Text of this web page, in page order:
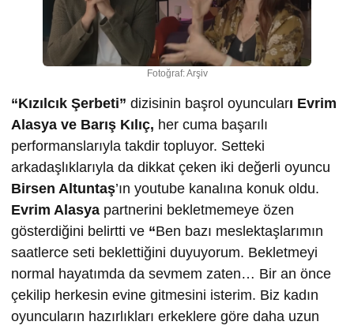
Fotoğraf: Arşiv
“Kızılcık Şerbeti” dizisinin başrol oyuncuları Evrim
Alasya ve Barış Kılıç, her cuma başarılı
performanslarıyla takdir topluyor. Setteki
arkadaşlıklarıyla da dikkat çeken iki değerli oyuncu
Birsen Altuntaş’ın youtube kanalına konuk oldu.
Evrim Alasya partnerini bekletmemeye özen
gösterdiğini belirtti ve “Ben bazı meslektaşlarımın
saatlerce seti beklettiğini duyuyorum. Bekletmeyi
normal hayatımda da sevmem zaten… Bir an önce
çekilip herkesin evine gitmesini isterim. Biz kadın
oyuncuların hazırlıkları erkeklere göre daha uzun